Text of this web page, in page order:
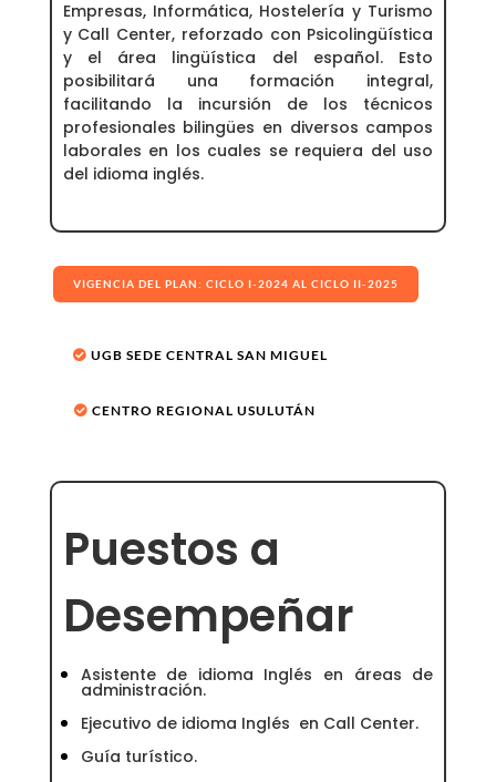
Empresas, Informática, Hostelería y Turismo
y Call Center, reforzado con Psicolingüística
y el área lingüística del español. Esto
posibilitará una formación integral,
facilitando la incursión de los técnicos
profesionales bilingües en diversos campos
laborales en los cuales se requiera del uso
del idioma inglés.
VIGENCIA DEL PLAN: CICLO I-2024 AL CICLO II-2025
UGB SEDE CENTRAL SAN MIGUEL
CENTRO REGIONAL USULUTÁN
Puestos a
Desempeñar
Asistente de idioma Inglés en áreas de
administración.
Ejecutivo de idioma Inglés en Call Center.
Guía turístico.